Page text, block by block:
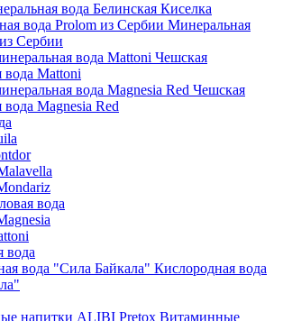
вода Белинская Киселка
Минеральная
Сербии
Чешская
вода Mattoni
Чешская
Magnesia Red
вода
вода
Кислородная вода
Витаминные